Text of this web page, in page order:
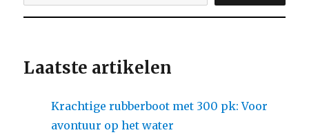
Laatste artikelen
Krachtige rubberboot met 300 pk: Voor
avontuur op het water